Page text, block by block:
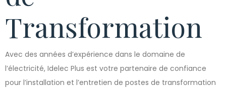
Transformation
Avec des années d’expérience dans le domaine de
l’électricité, Idelec Plus est votre partenaire de confiance
pour l’installation et l’entretien de postes de transformation